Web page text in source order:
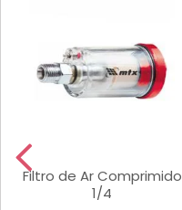
Filtro de Ar Comprimido
1/4